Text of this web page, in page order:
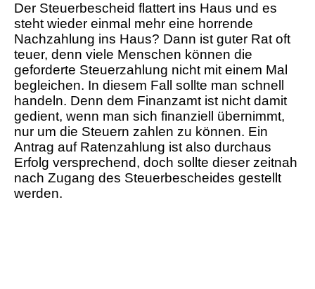
Der Steuerbescheid flattert ins Haus und es
steht wieder einmal mehr eine horrende
Nachzahlung ins Haus? Dann ist guter Rat oft
teuer, denn viele Menschen können die
geforderte Steuerzahlung nicht mit einem Mal
begleichen. In diesem Fall sollte man schnell
handeln. Denn dem Finanzamt ist nicht damit
gedient, wenn man sich finanziell übernimmt,
nur um die Steuern zahlen zu können. Ein
Antrag auf Ratenzahlung ist also durchaus
Erfolg versprechend, doch sollte dieser zeitnah
nach Zugang des Steuerbescheides gestellt
werden.